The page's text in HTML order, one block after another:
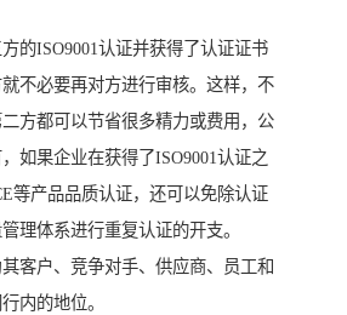
的ISO9001认证并获得了认证证书
不必要再对方进行审核。这样，不
方都可以节省很多精力或费用，公
如果企业在获得了ISO9001认证之
等产品品质认证，还可以免除认证
理体系进行重复认证的开支。
客户、竞争对手、供应商、员工和
内的地位。